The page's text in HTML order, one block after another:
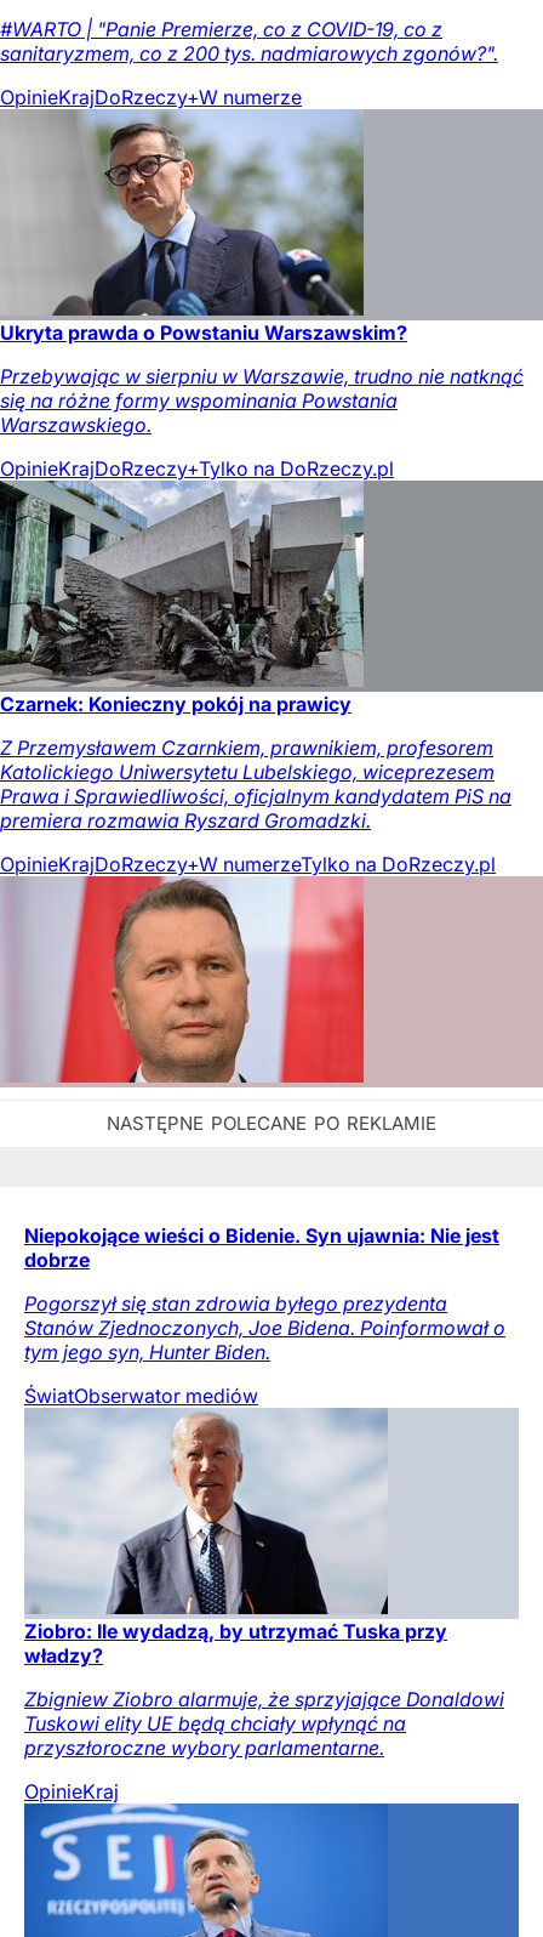
#WARTO | "Panie Premierze, co z COVID-19, co z
sanitaryzmem, co z 200 tys. nadmiarowych zgonów?".
OpinieKrajDoRzeczy+W numerze
Ukryta prawda o Powstaniu Warszawskim?
Przebywając w sierpniu w Warszawie, trudno nie natknąć
się na różne formy wspominania Powstania
Warszawskiego.
OpinieKrajDoRzeczy+Tylko na DoRzeczy.pl
Czarnek: Konieczny pokój na prawicy
Z Przemysławem Czarnkiem, prawnikiem, profesorem
Katolickiego Uniwersytetu Lubelskiego, wiceprezesem
Prawa i Sprawiedliwości, oficjalnym kandydatem PiS na
premiera rozmawia Ryszard Gromadzki.
OpinieKrajDoRzeczy+W numerzeTylko na DoRzeczy.pl
Niepokojące wieści o Bidenie. Syn ujawnia: Nie jest
dobrze
Pogorszył się stan zdrowia byłego prezydenta
Stanów Zjednoczonych, Joe Bidena. Poinformował o
tym jego syn, Hunter Biden.
ŚwiatObserwator mediów
Ziobro: Ile wydadzą, by utrzymać Tuska przy
władzy?
Zbigniew Ziobro alarmuje, że sprzyjające Donaldowi
Tuskowi elity UE będą chciały wpłynąć na
przyszłoroczne wybory parlamentarne.
OpinieKraj